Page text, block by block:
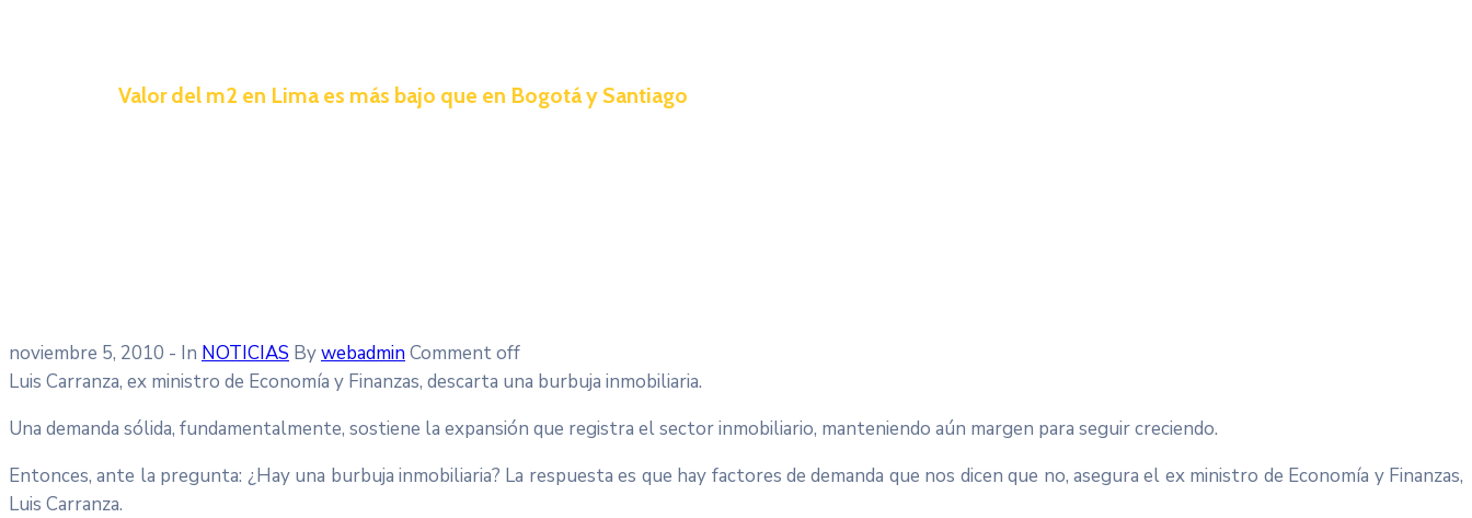
Valor del m2 en Lima es más bajo que en Bogotá y Santiago
noviembre 5, 2010 - In NOTICIAS BywebadminComment off
Luis Carranza, ex ministro de Economía y Finanzas, descarta una burbuja inmobiliaria.
Una demanda sólida, fundamentalmente, sostiene la expansión que registra el sector inmobiliario, manteniendo aún margen para seguir creciendo.
Entonces, ante la pregunta: ¿Hay una burbuja inmobiliaria? La respuesta es que hay factores de demanda que nos dicen que no, asegura el ex ministro de Economía y Finanzas,
Luis Carranza.